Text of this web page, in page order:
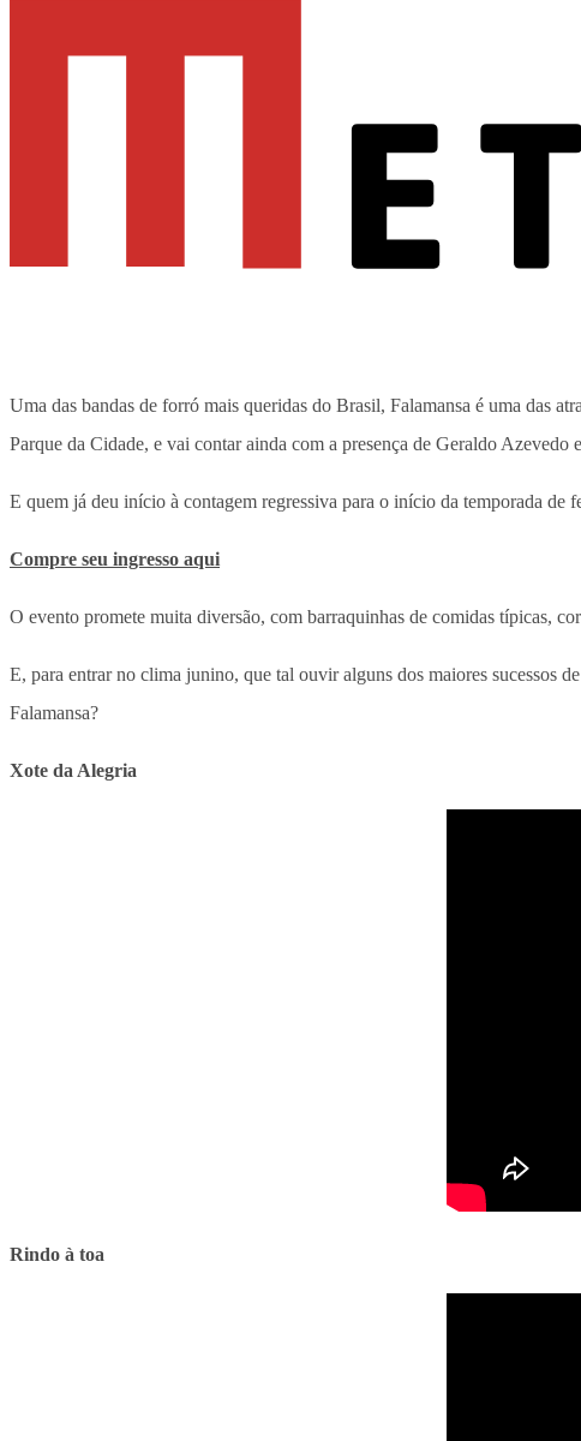
Uma das bandas de forró mais queridas do Brasil, Falamansa é uma das
Parque da Cidade, e vai contar ainda com a presença de Geraldo Azevedo
E quem já deu início à contagem regressiva para o início da temporada de
Compre seu ingresso aqui
O evento promete muita diversão, com barraquinhas de comidas típicas,
E, para entrar no clima junino, que tal ouvir alguns dos maiores sucessos
Falamansa?
Xote da Alegria
Rindo à toa